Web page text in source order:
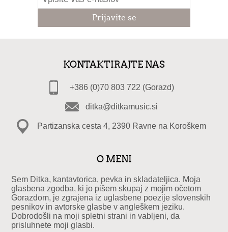
KONTAKTIRAJTE NAS
+386 (0)70 803 722 (Gorazd)
ditka@ditkamusic.si
Partizanska cesta 4, 2390 Ravne na Koroškem
O MENI
Sem Ditka, kantavtorica, pevka in skladateljica. Moja
glasbena zgodba, ki jo pišem skupaj z mojim očetom
Gorazdom, je zgrajena iz uglasbene poezije slovenskih
pesnikov in avtorske glasbe v angleškem jeziku.
Dobrodošli na moji spletni strani in vabljeni, da
prisluhnete moji glasbi.